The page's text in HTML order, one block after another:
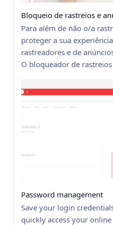
Bloqueio de rastreios e
Para além de não o/a
proteger a sua
rastreadores e de
O bloqueador de
Password management
Save your login
quickly access your